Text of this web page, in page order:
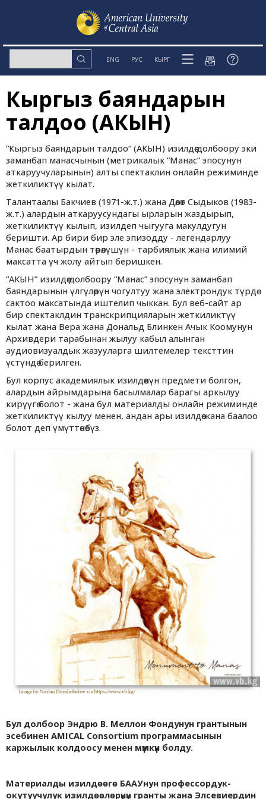
ENG РУС КЫРГ
Кыргыз баяндарын
талдоо (АКЫН)
“Кыргыз баяндарын талдоо” (АКЫН) изилдөө долбоору эки
заманбап манасчынын (метрикалык “Манас” эпосунун
аткаруучуларынын) алты спектаклин онлайн режиминде
жеткиликтүү кылат.
Талантаалы Бакчиев (1971-ж.т.) жана Дөөлөт Сыдыков (1983-
ж.т.) алардын аткаруусундагы ырларын жаздырып,
жеткиликтүү кылып, изилдеп чыгууга макулдугун
беришти. Ар бири бир эле эпизодду - легендарлуу
Манас баатырдын төрөлүшүн - тарбиялык жана илимий
максатта үч жолу айтып беришкен.
“АКЫН” изилдөө долбоору “Манас” эпосунун заманбап
баяндарынын үлгүлөрүн чогултуу жана электрондук түрдө
сактоо максатында иштелип чыккан. Бул веб-сайт ар
бир спектаклдин транскрипцияларын жеткиликтүү
кылат жана Вера жана Дональд Блинкен Ачык Коомунун
Архивдери тарабынан жылуу кабыл алынган
аудиовизуалдык жазууларга шилтемелер тексттин
үстүндө берилген.
Бул корпус академиялык изилдөөнүн предмети болгон,
алардын айрымдарына басылмалар барагы аркылуу
кирүүгө болот - жана бул материалды онлайн режиминде
жеткиликтүү кылуу менен, андан ары изилдөө жана баалоо
болот деп үмүттөнөбүз.
Бул долбоор Эндрю В. Меллон Фондунун грантынын
эсебинен AMICAL Consortium программасынын
каржылык колдоосу менен мүмкүн болду.
Материалды изилдөөгө БААУнун профессордук-
окутуучулук изилдөөлөрүнүн гранты жана Элсевиердин